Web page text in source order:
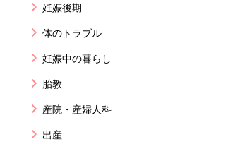
妊娠後期
体のトラブル
妊娠中の暮らし
胎教
産院・産婦人科
出産